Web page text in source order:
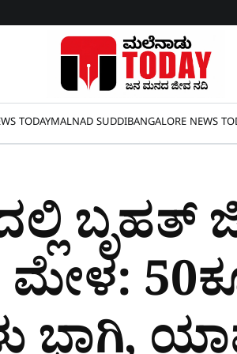
TODAYMALNAD SUDDIBANGALORE NEWS
ಬೃಹತ್